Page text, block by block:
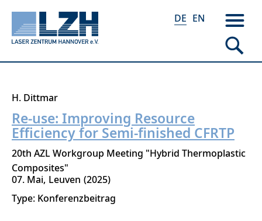
Direkt
zum
Inhalt
DE EN
H. Dittmar
Re-use: Improving Resource
Efficiency for Semi-finished CFRTP
20th AZL Workgroup Meeting "Hybrid Thermoplastic
Composites"
07. Mai Leuven 2025
Type: Konferenzbeitrag